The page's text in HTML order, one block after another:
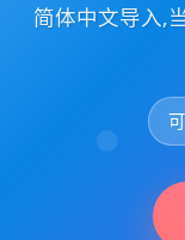
简体中文导入,